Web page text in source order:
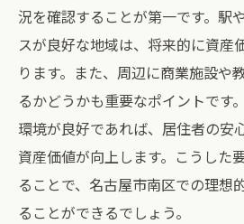
新築と中古の資産価値
環境負荷を考慮した選択
名古屋市南区の建売市場で
底分析
エコ住宅の需要拡大
スマートホームの普及
デザイン性と機能性の進化
況を確認することが第一です。駅
スが良好な地域は、将来的に資産
ります。また、周辺に商業施設や
るかどうかも重要なポイントです
環境が良好であれば、居住者の安
資産価値が向上します。こうした
ることで、名古屋市南区での理想
ることができるでしょう。